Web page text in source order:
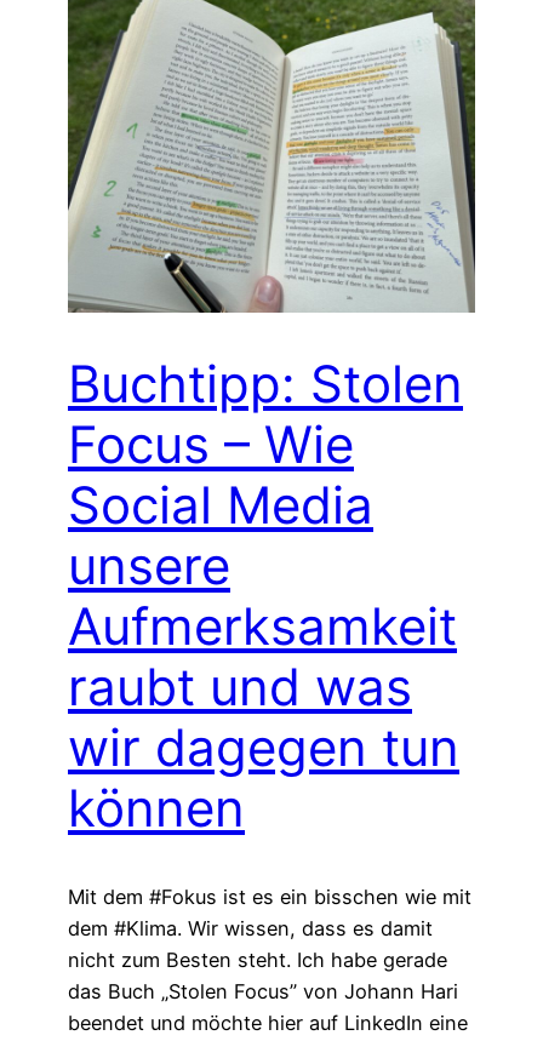
Buchtipp: Stolen
Focus – Wie
Social Media
unsere
Aufmerksamkeit
raubt und was
wir dagegen tun
können
Mit dem #Fokus ist es ein bisschen wie mit
dem #Klima. Wir wissen, dass es damit
nicht zum Besten steht. Ich habe gerade
das Buch „Stolen Focus” von Johann Hari
beendet und möchte hier auf LinkedIn eine